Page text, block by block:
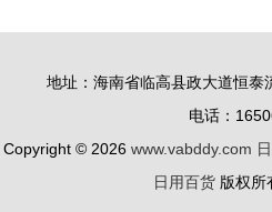
精致之选
地址：海南省临高县政大道恒泰
电话：
Copyright © 2026 www.vabddy.com
日用百货 版权所